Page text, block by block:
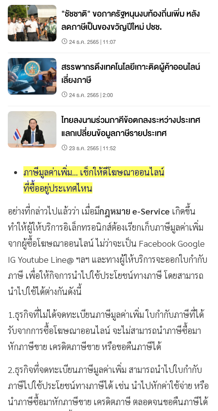
"ชัชชาติ" ขอภาครัฐหนุนงบท้องถิ่นเพิ่ม หลัง
ลดภาษีเป็นของขวัญปีใหม่ ปชช.
24 ธ.ค. 2565 | 11:07
สรรพากรดึงเทคโนโลยีเกาะติดผู้ค้าออนไลน์
เลี่ยงภาษี
24 ธ.ค. 2565 | 2:00
ไทยลงนามร่วมภาคีข้อตกลงระหว่างประเทศ
แลกเปลี่ยนข้อมูลภาษีรายประเทศ
23 ธ.ค. 2565 | 11:52
ภาษีมูลค่าเพิ่ม... เช็กให้ดีโฆษณาออนไลน์
ที่ซื้ออยู่ประเทศไหน
อย่างที่กล่าวไปแล้วว่า เมื่อมีกฎหมาย e-Service เกิดขึ้น
ทำให้ผู้ให้บริการอิเล็กทรอนิกส์ต้องเรียกเก็บภาษีมูลค่าเพิ่ม
จากผู้ซื้อโฆษณาออนไลน์ ไม่ว่าจะเป็น Facebook Google
IG Youtube Line@ ฯลฯ และทางผู้ให้บริการจะออกใบกำกับ
ภาษี เพื่อให้กิจการนำไปใช้ประโยชน์ทางภาษี โดยสามารถ
นำไปใช้ได้ต่างกันดังนี้
1.ธุรกิจที่ไม่ได้จดทะเบียนภาษีมูลค่าเพิ่ม ใบกำกับภาษีที่ได้
รับจากการซื้อโฆษณาออนไลน์ จะไม่สามารถนำภาษีซื้อมา
หักภาษีขาย เครดิตภาษีขาย หรือขอคืนภาษีได้
2.ธุรกิจที่จดทะเบียนภาษีมูลค่าเพิ่ม สามารถนำไปใบกำกับ
ภาษีไปใช้ประโยชน์ทางภาษีได้ เช่น นำไปหักค่าใช้จ่าย หรือ
นำภาษีซื้อมาหักภาษีขาย เครดิตภาษี ตลอดจนขอคืนภาษีได้